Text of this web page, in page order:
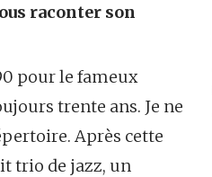
raconter son
pour le fameux
trente ans. Je ne
Après cette
trio de jazz, un